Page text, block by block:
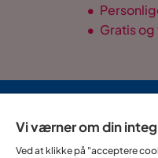
•
• Gratis
fortrydelse
Vi værner om din
Ved at klikke på "acceptere